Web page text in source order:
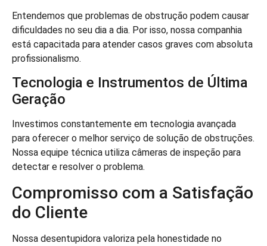
Entendemos que problemas de obstrução podem causar
dificuldades no seu dia a dia. Por isso, nossa companhia
está capacitada para atender casos graves com absoluta
profissionalismo.
Tecnologia e Instrumentos de Última
Geração
Investimos constantemente em tecnologia avançada
para oferecer o melhor serviço de solução de obstruções.
Nossa equipe técnica utiliza câmeras de inspeção para
detectar e resolver o problema.
Compromisso com a Satisfação
do Cliente
Nossa desentupidora valoriza pela honestidade no